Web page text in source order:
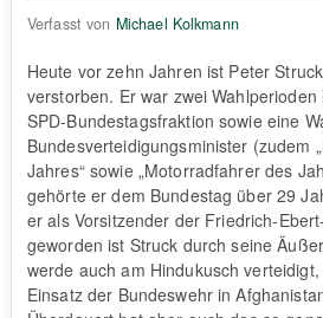
Verfasst von Michael Kolkmann
Heute vor zehn Jahren ist Peter
verstorben. Er war zwei
SPD-Bundestagsfraktion sowie eine
Bundesverteidigungsminister (zudem
Jahres“ sowie „Motorradfahrer des
gehörte er dem Bundestag über 29
er als Vorsitzender der Friedrich-
geworden ist Struck durch seine
werde auch am Hindukusch
Einsatz der Bundeswehr in